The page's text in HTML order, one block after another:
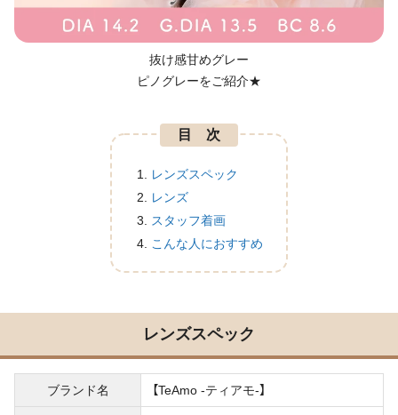
抜け感甘めグレー
ピノグレーをご紹介★
目 次
レンズスペック
レンズ
スタッフ着画
こんな人におすすめ
レンズスペック
ブランド名 【TeAmo -ティアモ-】